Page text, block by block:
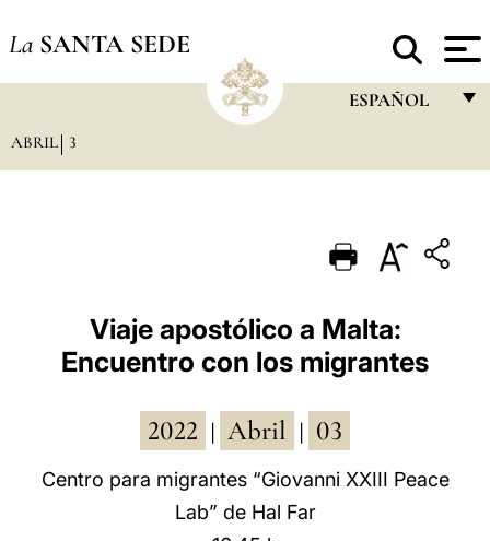
La SANTA SEDE
ESPAÑOL
PORTUGUÊS
ESPAÑOL
DEUTSCH
中文
ABRIL 3
Viaje apostólico a Malta:
Encuentro con los migrantes
2022 Abril 03
Centro para migrantes “Giovanni XXIII Peace
Lab” de Hal Far